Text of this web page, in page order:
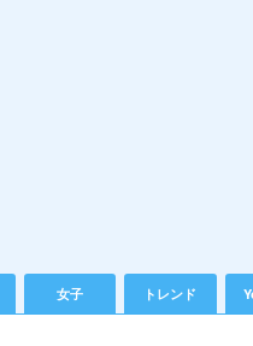
女子 トレンド